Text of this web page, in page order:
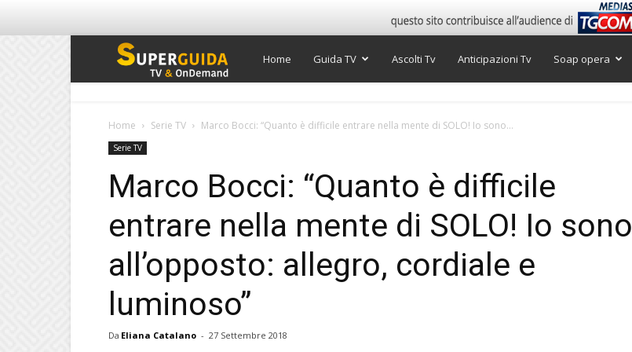
Super
Home Guida TV Ascolti Tv Anticipazioni Tv Soap opera
Home Serie TV Marco Bocci: “Quanto è difficile entrare nella mente di SOLO! Io sono...
Serie TV
Marco Bocci: “Quanto è difficile
entrare nella mente di SOLO! Io sono
all’opposto: allegro, cordiale e
luminoso”
Da Eliana Catalano - 27 Settembre 2018